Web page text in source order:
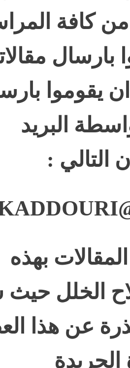
من كافة
يقوموا
البريد
التالي :
بهذه
الخلل حيث
عن هذا
الجريدة